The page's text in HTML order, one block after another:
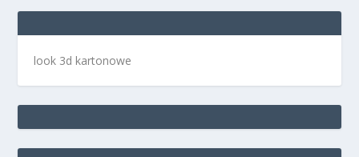
look 3d kartonowe